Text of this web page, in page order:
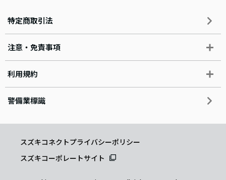
特定商取引法
注意・免責事項
利用規約
警備業標識
スズキコネクトプライバシーポリシー
スズキコーポレートサイト